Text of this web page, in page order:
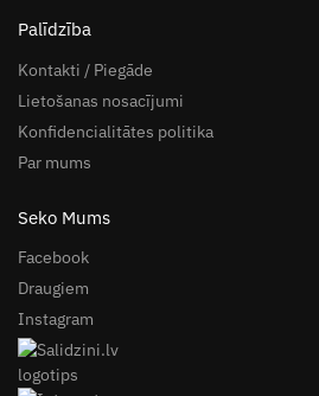
Palīdzība
Kontakti / Piegāde
Lietošanas nosacījumi
Konfidencialitātes politika
Par mums
Seko Mums
Facebook
Draugiem
Instagram